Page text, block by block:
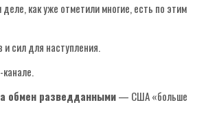
как уже отметили многие, есть по этим
сил для наступления.
обмен разведданными— США «больше